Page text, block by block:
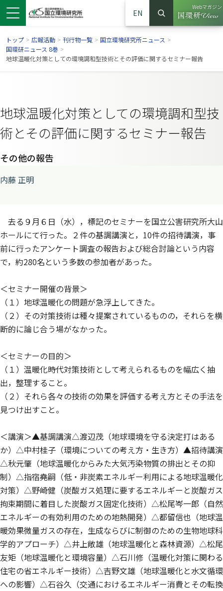
ウで開きます）
ンドウで開きます）
ウインドウで開きます）
EN
サイト内検索
検索
Webマガジン
（別ウイ
トップ > 広報活動 > 刊行物一覧 > 国立環境研究所ニュース >
国環研ニュース 8巻 >
地球温暖化対策としての環境調和型技術とその評価に関するセミナー報告
地球温暖化対策としての環境調和型技
術とその評価に関するセミナー報告
その他の報告
内藤 正明
去る９月６日（水），標記のセミナーを国立公害研究所大山
ホールにて行った。２件の基調講演と，10件の招待講演，事
前に行ったアンケート調査の報告および総合討論という内容
で，約280名という多数の参加者があった。
＜セミナー開催の背景＞
（１）地球温暖化の問題が急浮上してきた。
（２）その対策技術は種々提案されているものの，それらを横
断的に論じ合う場がなかった。
＜セミナーの目的＞
（１）温暖化時代対策技術として考えられるものを幅広く抽
出，整理すること。
（２）それら各々の技術の効果を評価する考え方とその手法を
見つけ出すこと。
＜講演＞▲基調講演△渡辺茂（地球環境を守る決定打はある
か）△中村桂子（環境についての考え方・生き方）▲招待講演
△秋元肇（地球温暖化からみた大気汚染物質の排出とその抑
制）△指宿堯嗣（低・非炭素エネルギー利用による地球温暖化
対策）△野崎健（炭酸ガス処理に要するエネルギーと炭酸ガス
拘束期間に着目した炭酸ガス固定化技術）△松尾岑一郎（自然
エネルギーの有効利用のための地熱開発）△都留信也（地球温
暖効果微量ガスの存在，生成ならびに制御のための生物地球科
学的アプローチ）△井上敞雄（地球温暖化と森林資源）△松尾
友矩（地球温暖化と環境容量）△石川修（温暖化対策に関わる
住宅の省エネルギー技術）△吉野文雄（地球温暖化と水文循環
への影響）△石谷久（交通におけるエネルギー消費とその転換